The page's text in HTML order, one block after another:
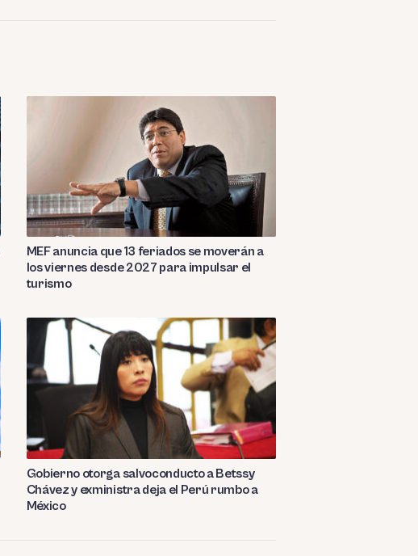
MEF anuncia que 13 feriados se moverán a
los viernes desde 2027 para impulsar el
turismo
Gobierno otorga salvoconducto a Betssy
Chávez y exministra deja el Perú rumbo a
México